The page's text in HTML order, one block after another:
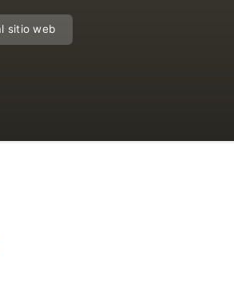
sitio web